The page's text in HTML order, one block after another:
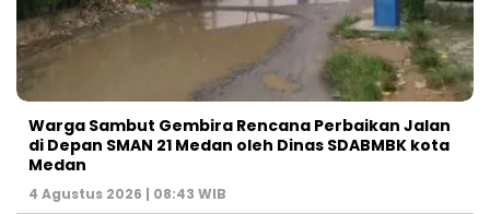
Warga Sambut Gembira Rencana Perbaikan Jalan
di Depan SMAN 21 Medan oleh Dinas SDABMBK kota
Medan
4 Agustus 2026 | 08:43 WIB